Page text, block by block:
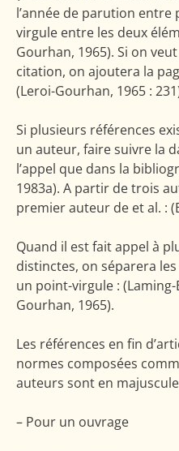
l’année de parution entre
virgule entre les deux
Gourhan, 1965). Si on
citation, on ajoutera la
(Leroi-Gourhan, 1965 :
Si plusieurs références
un auteur, faire suivre la
l’appel que dans la
1983a). A partir de trois
premier auteur de et al. :
Quand il est fait appel à
distinctes, on séparera
un point-virgule :
Gourhan, 1965).
Les références en fin
normes composées
auteurs sont en
– Pour un ouvrage